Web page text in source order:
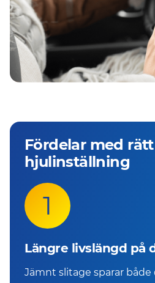
Fördelar med rätt
hjulinställning
1
Längre livslängd på
Jämnt slitage sparar både